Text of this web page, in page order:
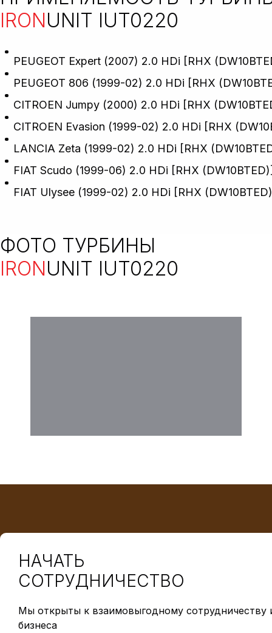
IRONUNIT IUT0220
PEUGEOT Expert (2007) 2.0 HDi [RHX
PEUGEOT 806 (1999-02) 2.0 HDi [RHX
CITROEN Jumpy (2000) 2.0 HDi [RHX
CITROEN Evasion (1999-02) 2.0 HDi [RHX
LANCIA Zeta (1999-02) 2.0 HDi [RHX
FIAT Scudo (1999-06) 2.0 HDi [RHX
FIAT Ulysee (1999-02) 2.0 HDi [RHX
ФОТО ТУРБИНЫ
IRONUNIT IUT0220
НАЧАТЬ
СОТРУДНИЧЕСТВО
Мы открыты к взаимовыгодному сотрудничеству
бизнеса